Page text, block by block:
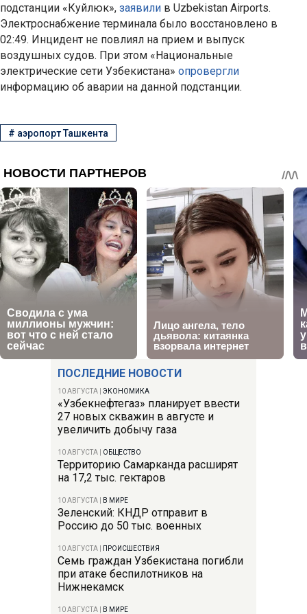
ПОСЛЕДНИЕ НОВОСТИ
10 АВГУСТА ЭКОНОМИКА
«Узбекнефтегаз» планирует ввести
27 новых скважин в августе и
увеличить добычу газа
10 АВГУСТА ОБЩЕСТВО
Территорию Самарканда расширят
на 17,2 тыс. гектаров
10 АВГУСТА В МИРЕ
Зеленский: КНДР отправит в
Россию до 50 тыс. военных
10 АВГУСТА ПРОИСШЕСТВИЯ
Семь граждан Узбекистана погибли
при атаке беспилотников на
Нижнекамск
10 АВГУСТА В МИРЕ
подстанции «Куйлюк», заявили в Uzbekistan Airports.
Электроснабжение терминала было восстановлено в
02:49. Инцидент не повлиял на прием и выпуск
воздушных судов. При этом «Национальные
электрические сети Узбекистана» опровергли
информацию об аварии на данной подстанции.
# аэропорт Ташкента